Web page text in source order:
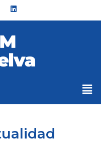
L
i
n
e
i
n